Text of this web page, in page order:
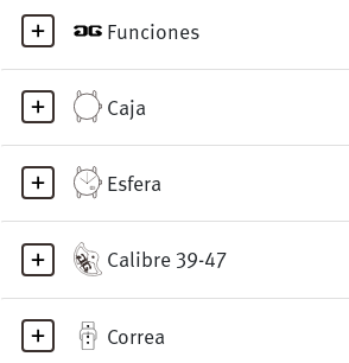
Funciones
Caja
Esfera
Calibre 39-47
Correa